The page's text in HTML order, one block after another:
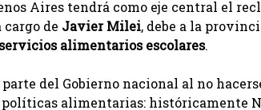
Aires tendrá como eje central el
de Javier Milei, debe a la
servicios alimentarios escolares.
del Gobierno nacional al no
alimentarias: históricamente